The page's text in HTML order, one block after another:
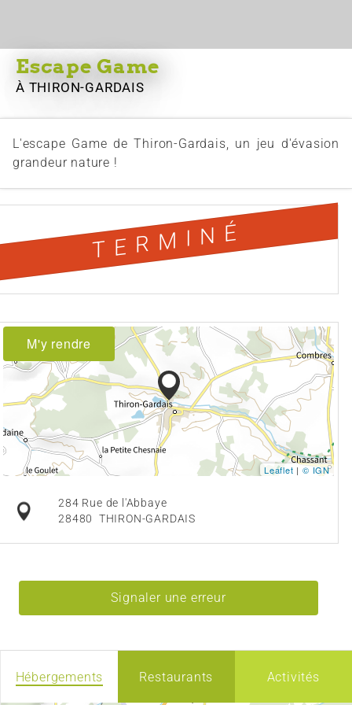
Escape Game
À THIRON-GARDAIS
L'escape Game de Thiron-Gardais, un jeu d'évasion
grandeur nature !
TERMINÉ
M'y rendre
Leaflet | © IGN
284 Rue de l'Abbaye
28480 THIRON-GARDAIS
Signaler une erreur
Hébergements Restaurants Activités